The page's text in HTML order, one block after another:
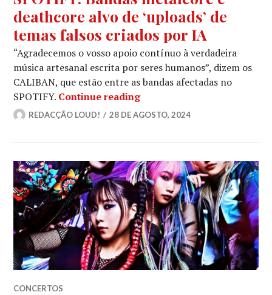
deathcore alvo de ‘uploads’ de
temas falsos criados por IA
“Agradecemos o vosso apoio contínuo à verdadeira
música artesanal escrita por seres humanos”, dizem os
CALIBAN, que estão entre as bandas afectadas no
SPOTIFY. Continue readingSPOTIFY: Bandas
REDACÇÃO LOUD! 28 DE AGOSTO, 2024
CONCERTOS